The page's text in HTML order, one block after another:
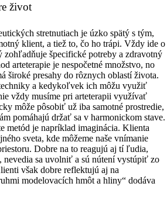
život
stretnutiach je úzko spätý s tým,
klient, a tiež to, čo ho trápi. Vždy ide o
zohľadňuje špecifické potreby a zdravotný
arteterapie je nespočetné množstvo, no
široké presahy do rôznych oblastí života.
a kedykoľvek ich môžu využiť
vždy musíme pri arteterapii využívať
môže pôsobiť už iba samotné prostredie,
pomáhajú držať sa v harmonickom stave.
metód je napríklad imaginácia. Klienta
sveta, kde môžeme naše vnímanie
Dobre na to reagujú aj tí ľudia,
, nevedia sa uvolniť a sú nútení vystúpiť zo
však dobre reflektujú aj na
modelovacích hmôt a hliny“ dodáva